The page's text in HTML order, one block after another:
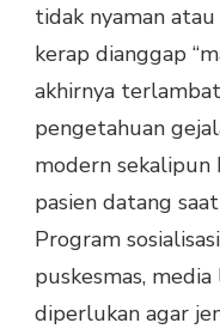
tidak nyaman
kerap dianggap
akhirnya
pengetahuan
modern sekalipun
pasien datang
Program
puskesmas,
diperlukan agar